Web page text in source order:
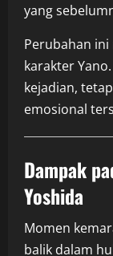
yang
Perubahan
karakter
kejadian,
emosional
Dampak
Yoshida
Momen
balik dalam